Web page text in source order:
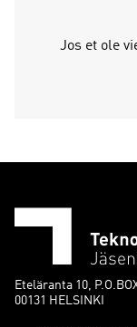
Jos et ole
Eteläranta 10,
00131 HELSINKI